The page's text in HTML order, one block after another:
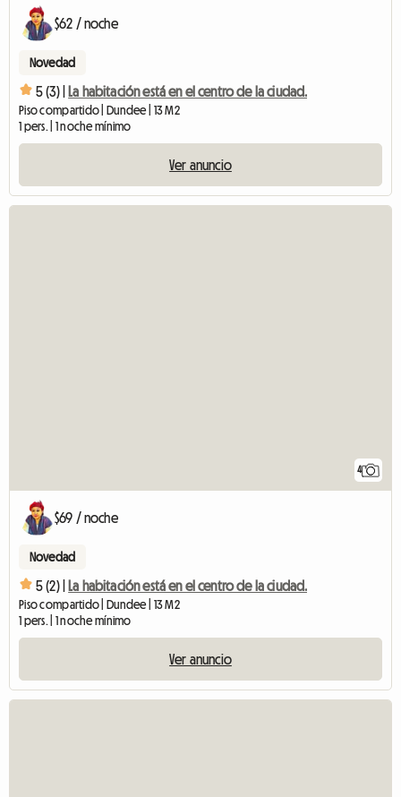
$62 / noche
Novedad
5 (3) | La habitación está en el centro de la ciudad.
Piso compartido | Dundee | 13 M2
1 pers. | 1 noche mínimo
Ver anuncio
4
$69 / noche
Novedad
5 (2) | La habitación está en el centro de la ciudad.
Piso compartido | Dundee | 13 M2
1 pers. | 1 noche mínimo
Ver anuncio